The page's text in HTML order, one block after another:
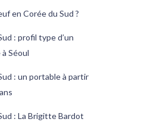
en Corée du Sud ?
: profil type d’un
Séoul
: un portable à partir
: La Brigitte Bardot